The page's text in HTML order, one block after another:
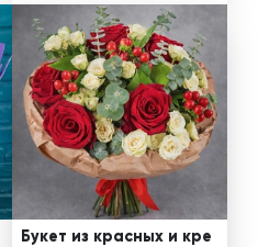
Букет из красных и кре